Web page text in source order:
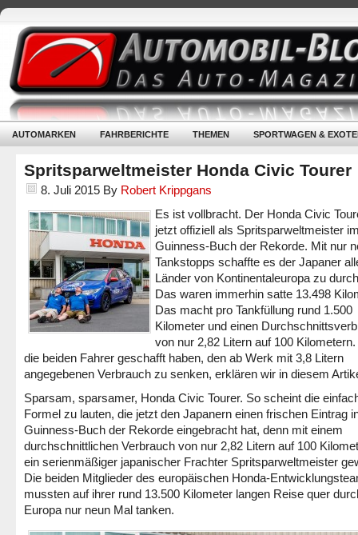
AUTOMARKEN FAHRBERICHTE THEMEN SPORTWAGEN &
Spritsparweltmeister Honda Civic Tourer
8. Juli 2015 By Robert Krippgans
Es ist vollbracht. Der Honda Civic
jetzt offiziell als Spritsparweltmeister
Guinness-Buch der Rekorde. Mit nur
Tankstopps schaffte es der Japaner
Länder von Kontinentaleuropa zu
Das waren immerhin satte 13.498
Das macht pro Tankfüllung rund 1.500
Kilometer und einen
von nur 2,82 Litern auf 100
die beiden Fahrer geschafft haben, den ab Werk mit 3,8 Litern
angegebenen Verbrauch zu senken, erklären wir in diesem
Sparsam, sparsamer, Honda Civic Tourer. So scheint die
Formel zu lauten, die jetzt den Japanern einen frischen Eintrag
Guinness-Buch der Rekorde eingebracht hat, denn mit einem
durchschnittlichen Verbrauch von nur 2,82 Litern auf 100
ein serienmäßiger japanischer Frachter Spritsparweltmeister
Die beiden Mitglieder des europäischen Honda-
mussten auf ihrer rund 13.500 Kilometer langen Reise quer
Europa nur neun Mal tanken.